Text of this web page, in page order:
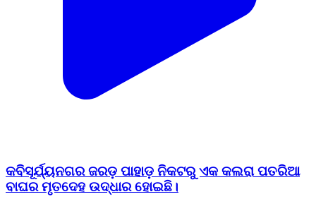
କବିସୂର୍ଯ୍ୟନଗର ଜରଡ଼ ପାହାଡ଼ ନିକଟରୁ ଏକ କଲରା ପତରିଆ
ବାଘର ମୃତଦେହ ଉଦ୍ଧାର ହୋଇଛି।